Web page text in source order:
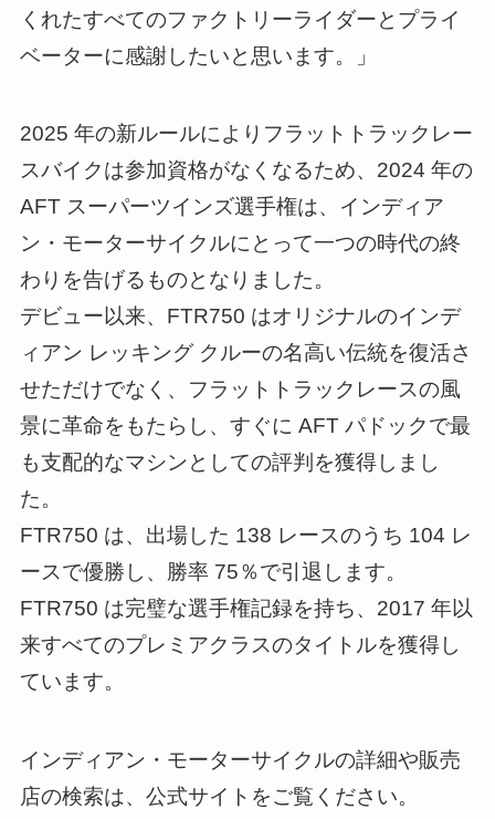
くれたすべてのファクトリーライダーとプライ
ベーターに感謝したいと思います。」
2025 年の新ルールによりフラットトラックレー
スバイクは参加資格がなくなるため、2024 年の
AFT スーパーツインズ選手権は、インディア
ン・モーターサイクルにとって一つの時代の終
わりを告げるものとなりました。
デビュー以来、FTR750 はオリジナルのインデ
ィアン レッキング クルーの名高い伝統を復活さ
せただけでなく、フラットトラックレースの風
景に革命をもたらし、すぐに AFT パドックで最
も支配的なマシンとしての評判を獲得しまし
た。
FTR750 は、出場した 138 レースのうち 104 レ
ースで優勝し、勝率 75％で引退します。
FTR750 は完璧な選手権記録を持ち、2017 年以
来すべてのプレミアクラスのタイトルを獲得し
ています。
インディアン・モーターサイクルの詳細や販売
店の検索は、公式サイトをご覧ください。